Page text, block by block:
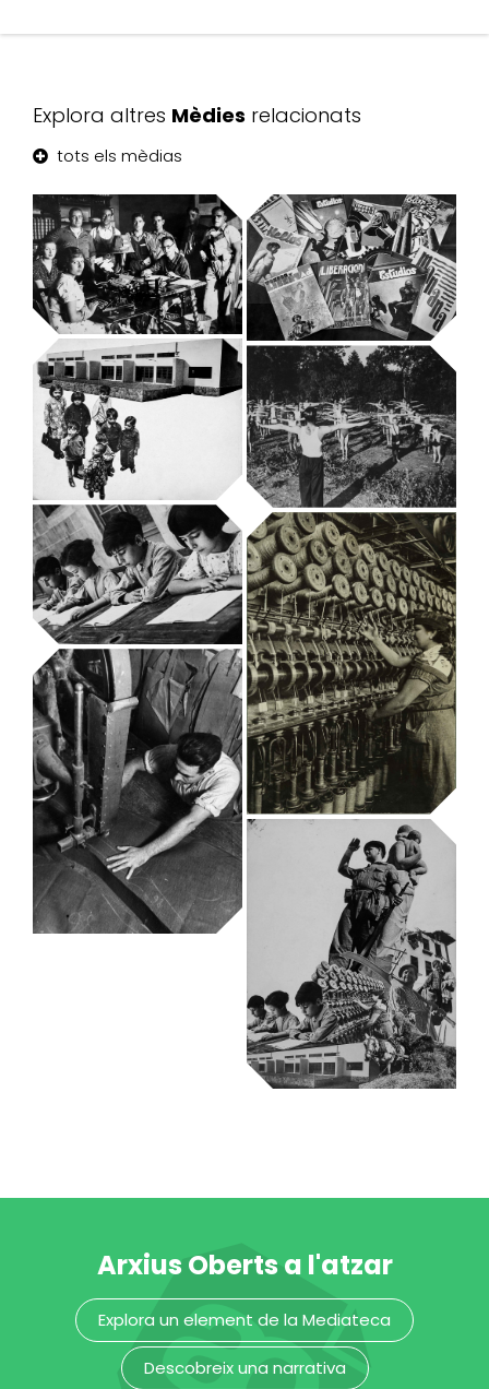
Explora altres Mèdies relacionats
tots els mèdias
Oficina de
Información y
Propaganda de
la CNT-FAI
Arxiu Fotogràfic
Alimento
espiritual
Arxiu Fotogràfic
La lucha contra
el analfabetismo
Arxiu Fotogràfic
Gimnàstica al
bosc
Arxiu Fotogràfic
Escuela Nueva
Unificada
Arxiu Fotogràfic
Fàbrica de
cànem
socialitzada al
Poblenou
Arxiu Fotogràfic
Los vencedores.
Fotomuntatge
Arxiu Fotogràfic
Arxius Oberts a l'atzar
Explora un element de la Mediateca
Descobreix una narrativa